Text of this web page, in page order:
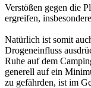
Verstößen gegen die
ergreifen,
Natürlich ist somit
Drogeneinfluss
Ruhe auf dem
generell auf ein
zu gefährden, ist im